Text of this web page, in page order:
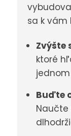
sa k
Zvýšte
ktoré
Buďte
Naučte